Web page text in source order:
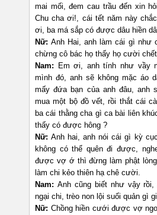
mai mối, đem cau trầu đến xin
Chu cha ơi!, cái tết năm này
ơi, ba má sắp có được dâu hiền
Nữ: Anh Hai, anh làm cái gì như
chừng cô bác họ thấy họ cười
Nam: Em ơi, anh tính như vầy
mình đó, anh sẽ không mặc áo
mấy đứa bạn của anh đâu, anh
mua một bộ đồ vết, rồi thắt cái
ba cái thằng cha gì ca bài liên
thấy có được hông ?
Nữ: Anh hai, anh nói cái gì kỳ
không có thể quên đi được,
được vợ ớ thì đừng làm phật
làm chi kẻo thiên hạ chê cười.
Nam: Anh cũng biết như vậy rồi,
ngại chi, trèo non lội suối quản gì
Nữ: Chồng hiền cưới được vợ